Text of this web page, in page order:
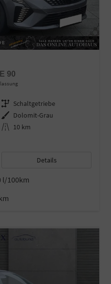
90
Getriebe Schaltgetriebe
Außenfarbe Dolomit-Grau
Kilometerstand 10 km
Details
l/100km